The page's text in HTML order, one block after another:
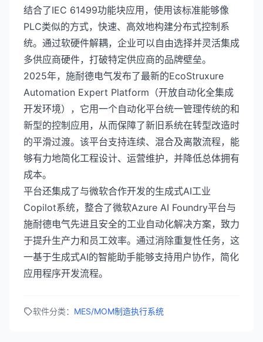
结合了IEC 61499功能块应用，使用该标准能够像
PLC类似的方式，快速、高效地构建分布式控制系
统。通过软硬件解耦，企业可以自由选择并灵活集成
多供应商硬件，打破特定供应商的品牌壁垒。
2025年，施耐德电气发布了最新的EcoStruxure
Automation Expert Platform（开放自动化全集成
开发环境），它用一个自动化平台统一管理传统的和
新型的控制应用，从而保障了新旧系统在转型改造时
的平滑过渡。该平台支持连续、混合及离散流程，能
够有力地简化工程设计、运营维护，并降低总体拥有
成本。
平台还集成了与微软合作开发的生成式AI工业
Copilot系统，整合了微软Azure AI Foundry平台与
施耐德电气先进且安全的工业自动化解决方案，致力
于提升生产力和员工效率。通过消除重复性任务，这
一基于生成式AI的智能助手能够支持用户协作，简化
应用程序开发流程。
软件分类： MES/MOM制造执行系统